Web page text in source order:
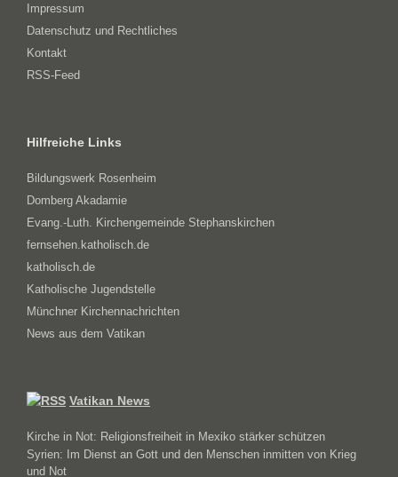
Impressum
Datenschutz und Rechtliches
Kontakt
RSS-Feed
Hilfreiche Links
Bildungswerk Rosenheim
Domberg Akadamie
Evang.-Luth. Kirchengemeinde Stephanskirchen
fernsehen.katholisch.de
katholisch.de
Katholische Jugendstelle
Münchner Kirchennachrichten
News aus dem Vatikan
Vatikan News
Kirche in Not: Religionsfreiheit in Mexiko stärker schützen
Syrien: Im Dienst an Gott und den Menschen inmitten von Krieg
und Not